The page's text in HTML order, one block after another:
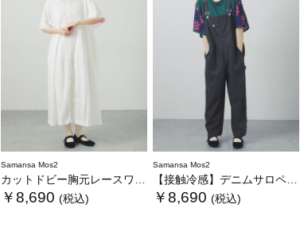
Samansa Mos2
カットドビー胸元レースワンピース
￥8,690 (税込)
Samansa Mos2
【接触冷感】デニムサロペット
￥8,690 (税込)